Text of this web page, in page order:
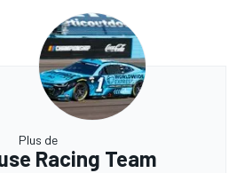
Plus de
Racing Team